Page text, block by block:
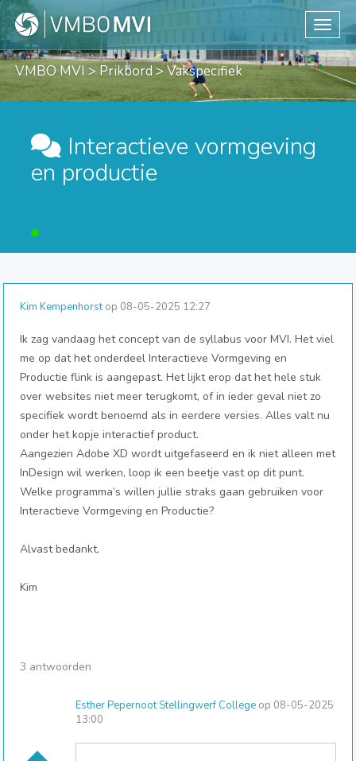
VMBO MVI >Prikbord > Vakspecifiek
Interactieve vormgeving
en productie
Kim Kempenhorstop 08-05-2025 12:27
Ik zag vandaag het concept van de syllabus voor MVI. Het viel
me op dat het onderdeel Interactieve Vormgeving en
Productie flink is aangepast. Het lijkt erop dat het hele stuk
over websites niet meer terugkomt, of in ieder geval niet zo
specifiek wordt benoemd als in eerdere versies. Alles valt nu
onder het kopje interactief product.
Aangezien Adobe XD wordt uitgefaseerd en ik niet alleen met
InDesign wil werken, loop ik een beetje vast op dit punt.
Welke programma’s willen jullie straks gaan gebruiken voor
Interactieve Vormgeving en Productie?
Alvast bedankt,
Kim
3 antwoorden
Esther Pepernoot Stellingwerf College op 08-05-2025
13:00